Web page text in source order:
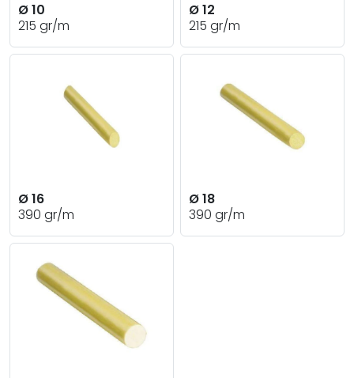
Ø 10
215 gr/m
Ø 12
215 gr/m
Ø 16
390 gr/m
Ø 18
390 gr/m